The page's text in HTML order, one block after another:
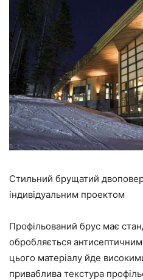
Стильний брущатий
індивідуальним проектом
Профільований брус має
обробляється
цього матеріалу йде
приваблива текстура